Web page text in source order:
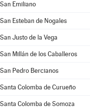
San Emiliano
San Esteban de Nogales
San Justo de la Vega
San Millán de los Caballeros
San Pedro Bercianos
Santa Colomba de Curueño
Santa Colomba de Somoza